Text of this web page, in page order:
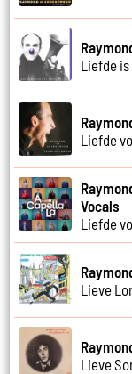
Liefde
Liefde
Vocals
Liefde
Lieve
Lieve